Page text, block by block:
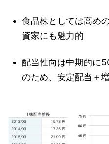
食品株としては高め
資家にも魅力的
配当性向は中期的に
のため、安定配当＋